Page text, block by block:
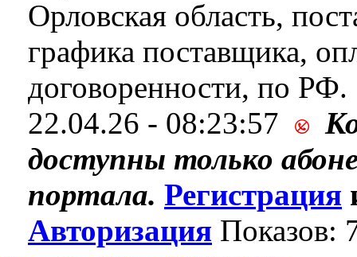
Орловская область,
графика поставщика,
договоренности, по РФ.
22.04.26 - 08:23:57
доступны только
портала. Регистрация
Авторизация Показов: